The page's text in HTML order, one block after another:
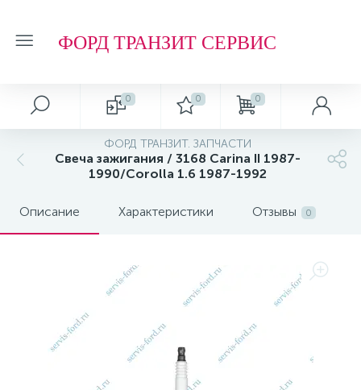
ФОРД ТРАНЗИТ СЕРВИС
0 0 0
ФОРД ТРАНЗИТ. ЗАПЧАСТИ
Свеча зажигания / 3168 Carina II 1987-
1990/Corolla 1.6 1987-1992
Описание Характеристики Отзывы 0
Автосервис
Ремонт подвески и ходовой части
Ремонт агрегатов
Плановое Т.О.
О магазине
Отзывы о компании
Обзоры и советы
Обзоры
Рейтинг
Т.О. ФОРД ТРАНЗИТ
Фильтр МАСЛЯНЫЙ
Фильтр ТОПЛИВНЫЙ
Фильтр ВОЗДУШНЫЙ
Фильтр САЛОННЫЙ